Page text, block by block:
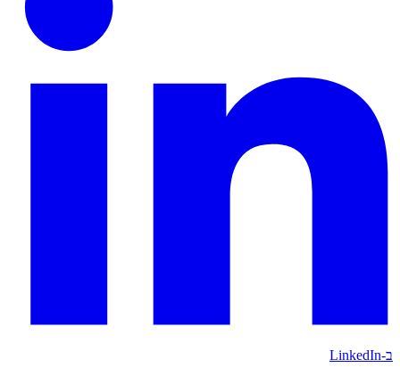
ב-LinkedIn